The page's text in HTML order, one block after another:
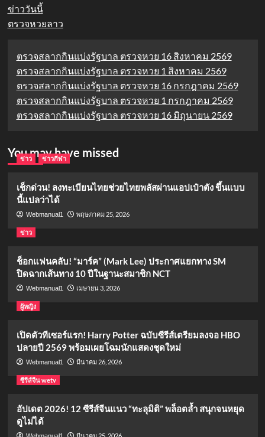
ข่าววันนี้
ตรวจหวยลาว
ตรวจสลากกินแบ่งรัฐบาล ตรวจหวย 16 สิงหาคม 2569
ตรวจสลากกินแบ่งรัฐบาล ตรวจหวย 1 สิงหาคม 2569
ตรวจสลากกินแบ่งรัฐบาล ตรวจหวย 16 กรกฎาคม 2569
ตรวจสลากกินแบ่งรัฐบาล ตรวจหวย 1 กรกฎาคม 2569
ตรวจสลากกินแบ่งรัฐบาล ตรวจหวย 16 มิถุนายน 2569
You may have missed
ข่าว ข่าวกีฬา
เช็กด่วน! ลงทะเบียนไทยช่วยไทยพลัสผ่านแอปเป๋าตัง ขึ้นแบบ
นี้แปลว่าได้
Webmanual1 พฤษภาคม 25, 2026
ข่าว
ช็อกแฟนคลับ! “มาร์ค” (Mark Lee) ประกาศแยกทาง SM
ปิดฉากเส้นทาง 10 ปีในฐานะสมาชิก NCT
Webmanual1 เมษายน 3, 2026
ผู้หญิง
เปิดตัวทีเซอร์แรก! Harry Potter ฉบับซีรีส์เตรียมลงจอ HBO
ปลายปี 2569 พร้อมเผยโฉมนักแสดงชุดใหม่
Webmanual1 มีนาคม 26, 2026
ซีรีส์จีน wetv
อัปเดต 2026! 12 ซีรีส์จีนแนว “ทะลุมิติ” พล็อตล้ำ สนุกจนหยุด
ดูไม่ได้
มีนาคม 25, 2026